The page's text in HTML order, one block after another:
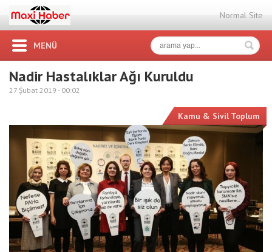
Normal Site
MENÜ
Nadir Hastalıklar Ağı Kuruldu
27 Şubat 2019 - 00:02
Kamu & Sivil Toplum